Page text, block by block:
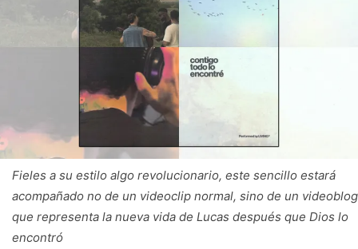
Fieles a su estilo algo revolucionario, este sencillo estará
acompañado no de un videoclip normal, sino de un videoblog
que representa la nueva vida de Lucas después que Dios lo
encontró